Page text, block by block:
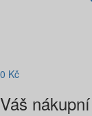
0 Kč
Váš